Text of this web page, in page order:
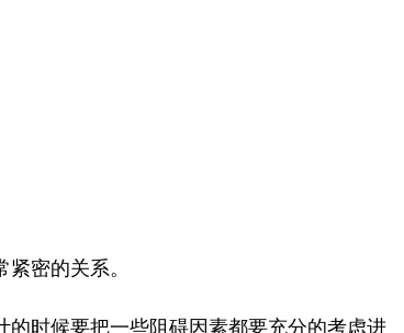
密的关系。
时候要把一些阻碍因素都要充分的考虑进